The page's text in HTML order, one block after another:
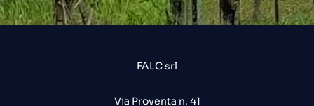
FALC srl
Via Proventa n. 41